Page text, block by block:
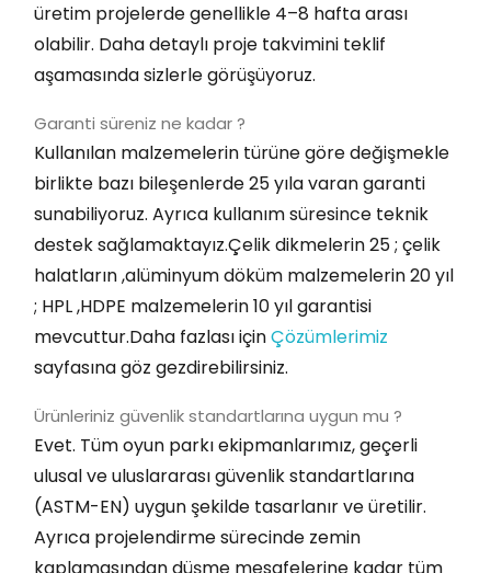
üretim projelerde genellikle 4–8 hafta arası
olabilir. Daha detaylı proje takvimini teklif
aşamasında sizlerle görüşüyoruz.
Garanti süreniz ne kadar ?
Kullanılan malzemelerin türüne göre değişmekle
birlikte bazı bileşenlerde 25 yıla varan garanti
sunabiliyoruz. Ayrıca kullanım süresince teknik
destek sağlamaktayız.Çelik dikmelerin 25 ; çelik
halatların ,alüminyum döküm malzemelerin 20 yıl
; HPL ,HDPE malzemelerin 10 yıl garantisi
mevcuttur.Daha fazlası içinÇözümlerimiz
sayfasına göz gezdirebilirsiniz.
Ürünleriniz güvenlik standartlarına uygun mu ?
Evet. Tüm oyun parkı ekipmanlarımız, geçerli
ulusal ve uluslararası güvenlik standartlarına
(ASTM-EN) uygun şekilde tasarlanır ve üretilir.
Ayrıca projelendirme sürecinde zemin